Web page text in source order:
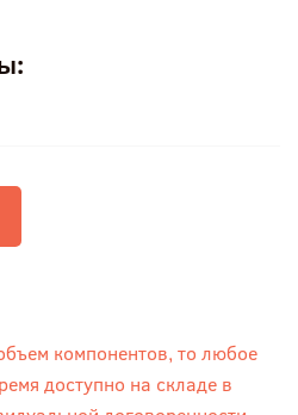
компонентов, то любое
доступно на складе в